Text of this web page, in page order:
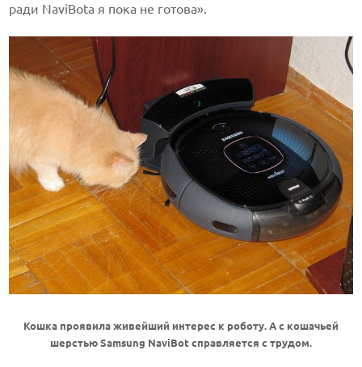
ради NaviBotа я пока не готова».
Кошка проявила живейший интерес к роботу. А с кошачьей
шерстью Samsung NaviBot справляется с трудом.